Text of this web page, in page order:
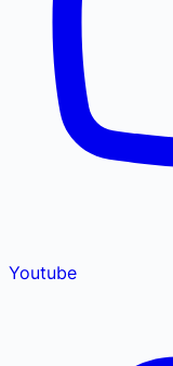
Youtube